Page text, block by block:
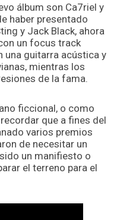
álbum son Ca7riel y
haber presentado
y Jack Black, ahora
un focus track
una guitarra acústica y
mientras los
de la fama.
ficcional, o como
que a fines del
varios premios
de necesitar un
un manifiesto o
el terreno para el